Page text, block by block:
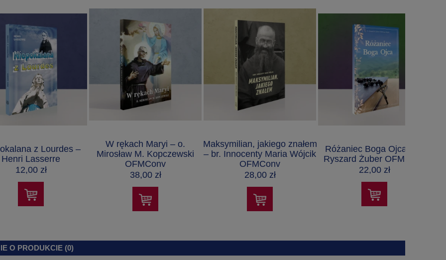
z Lourdes –
Henri Lasserre
12,00 zł
W rękach Maryi – o.
Mirosław M. Kopczewski
OFMConv
38,00 zł
Maksymilian, jakiego znałem
– br. Innocenty Maria Wójcik
OFMConv
28,00 zł
Różaniec Boga Ojca – o.
Ryszard Żuber OFMConv
22,00 zł
O PRODUKCIE (0)